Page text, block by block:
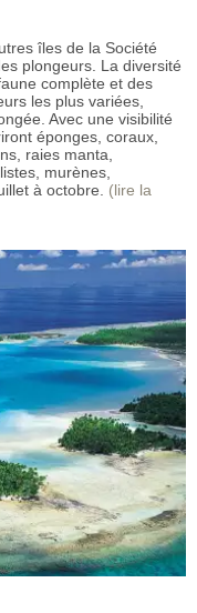
îles de la Société
plongeurs. La diversité
complète et des
les plus variées,
Avec une visibilité
éponges, coraux,
raies manta,
murènes,
à octobre. (lire la